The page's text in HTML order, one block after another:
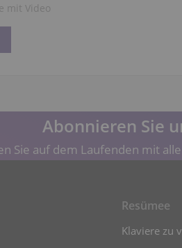
mit Video
Abonnieren Sie
Sie auf dem Laufenden mit
Resümee
Klaviere zu